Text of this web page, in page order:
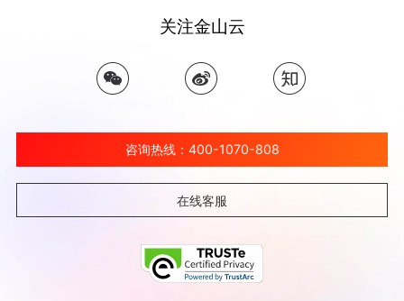
关注金山云
咨询热线：400-1070-808
在线客服